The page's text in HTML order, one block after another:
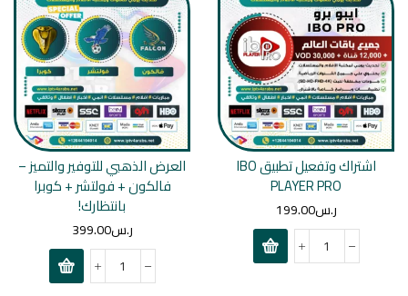
اشتراك وتفعيل تطبيق IBO
PLAYER PRO
ر.س199.00
العرض الذهبي للتوفير والتميز –
فالكون + فولتشر + كوبرا
بانتظارك!
ر.س399.00